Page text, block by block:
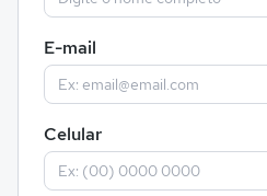
E-mail
Celular